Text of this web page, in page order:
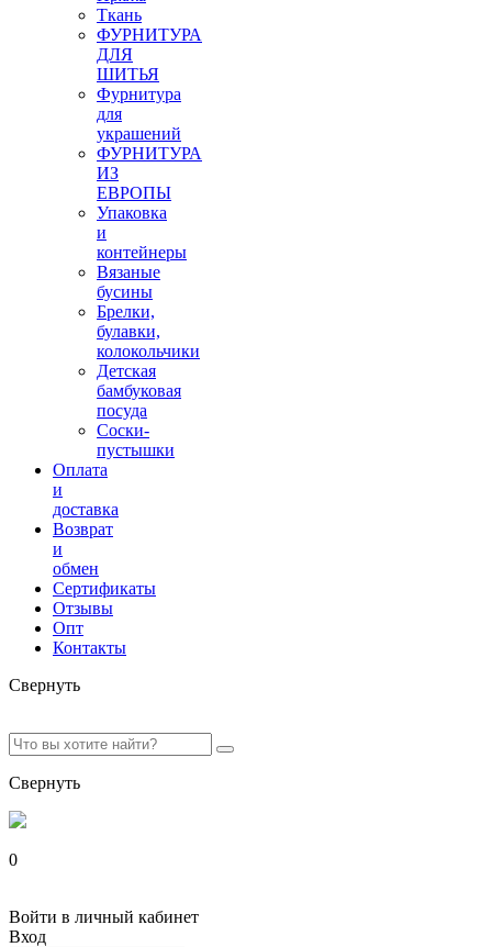
Ткань
ФУРНИТУРА
ДЛЯ
ШИТЬЯ
Фурнитура
для
украшений
ФУРНИТУРА
ИЗ
ЕВРОПЫ
Упаковка
и
контейнеры
Вязаные
бусины
Брелки,
булавки,
колокольчики
Детская
бамбуковая
посуда
Соски-
пустышки
Оплата
и
доставка
Возврат
и
обмен
Сертификаты
Отзывы
Опт
Контакты
Свернуть
Свернуть
0
Войти в личный кабинет
Вход